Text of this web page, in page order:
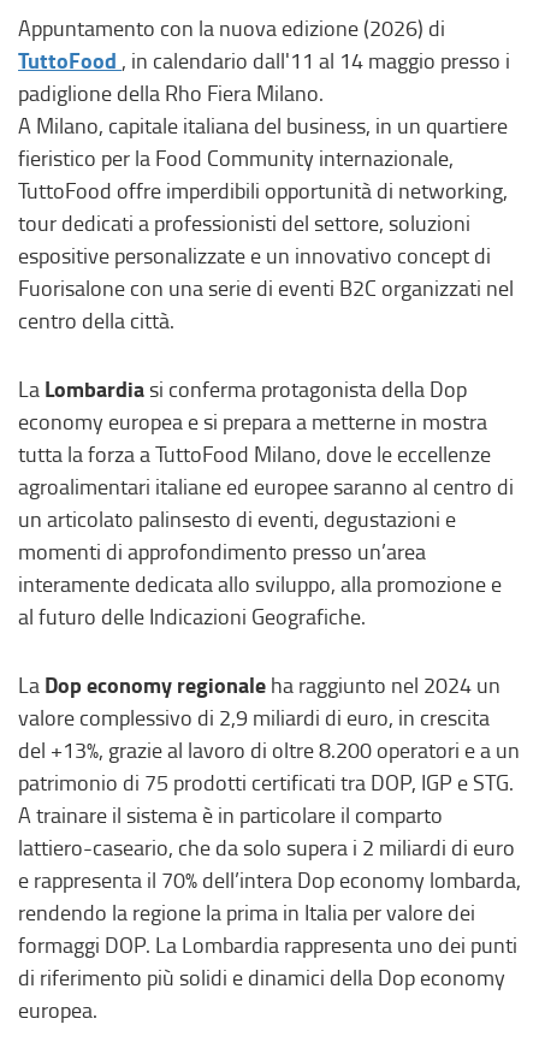
Appuntamento con la nuova edizione (2026) di
TuttoFood (
l
i
n
k
e
s
t
e
n
o
,
s
i
a
p
r
i
n
u
n
a
n
u
o
v
a
, in calendario dall'11 al 14 maggio presso i
padiglione della Rho Fiera Milano.
A Milano, capitale italiana del business, in un quartiere
fieristico per la Food Community internazionale,
TuttoFood offre imperdibili opportunità di networking,
tour dedicati a professionisti del settore, soluzioni
espositive personalizzate e un innovativo concept di
Fuorisalone con una serie di eventi B2C organizzati nel
centro della città.
La Lombardiasi conferma protagonista della Dop
economy europea e si prepara a metterne in mostra
tutta la forza a TuttoFood Milano, dove le eccellenze
agroalimentari italiane ed europee saranno al centro di
un articolato palinsesto di eventi, degustazioni e
momenti di approfondimento presso un’area
interamente dedicata allo sviluppo, alla promozione e
al futuro delle Indicazioni Geografiche.
La Dop economy regionale ha raggiunto nel 2024 un
valore complessivo di 2,9 miliardi di euro, in crescita
del +13%, grazie al lavoro di oltre 8.200 operatori e a un
patrimonio di 75 prodotti certificati tra DOP, IGP e STG.
A trainare il sistema è in particolare il comparto
lattiero-caseario, che da solo supera i 2 miliardi di euro
e rappresenta il 70% dell’intera Dop economy lombarda,
rendendo la regione la prima in Italia per valore dei
formaggi DOP. La Lombardia rappresenta uno dei punti
di riferimento più solidi e dinamici della Dop economy
europea.